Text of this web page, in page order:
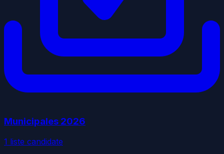
Municipales 2026
1 liste candidate